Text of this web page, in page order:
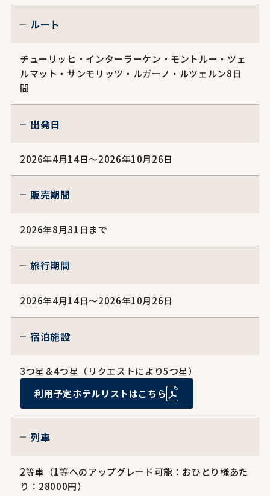
ルート
チューリッヒ・インターラーケン・モントルー・ツェ
ルマット・サンモリッツ・ルガーノ・ルツェルン8日
間
出発日
2026年4月14日～2026年10月26日
販売期間
2026年8月31日まで
旅行期間
2026年4月14日～2026年10月26日
宿泊施設
3つ星＆4つ星（リクエストにより5つ星）
利用予定ホテルリストはこちら
列車
2等車（1等へのアップグレード可能：おひとり様あた
り：28000円）